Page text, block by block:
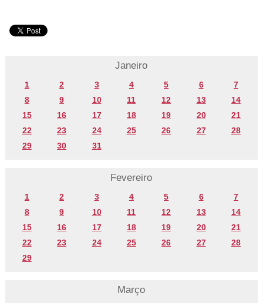
Janeiro
1 2 3 4 5 6
7
8
9 10 11 12 13
14
15
16 17 18 19 20
21
22
23 24 25 26 27
28
29
30 31
Fevereiro
1 2 3 4 5 6
7
8
9 10 11 12 13
14
15
16 17 18 19 20
21
22
23 24 25 26 27
28
29
Março